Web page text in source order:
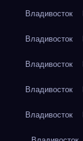
Владивосток
Владивосток
Владивосток
Владивосток
Владивосток